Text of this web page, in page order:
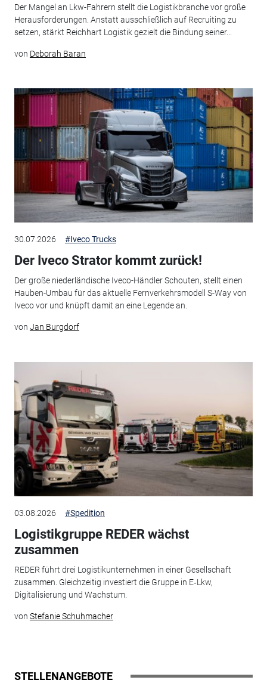
Der Mangel an Lkw-Fahrern stellt die Logistikbranche vor große
Herausforderungen. Anstatt ausschließlich auf Recruiting zu
setzen, stärkt Reichhart Logistik gezielt die Bindung seiner...
von Deborah Baran
30.07.2026 #Iveco Trucks
Der Iveco Strator kommt zurück!
Der große niederländische Iveco-Händler Schouten, stellt einen
Hauben-Umbau für das aktuelle Fernverkehrsmodell S-Way von
Iveco vor und knüpft damit an eine Legende an.
von Jan Burgdorf
03.08.2026 #Spedition
Logistikgruppe REDER wächst
zusammen
REDER führt drei Logistikunternehmen in einer Gesellschaft
zusammen. Gleichzeitig investiert die Gruppe in E‑Lkw,
Digitalisierung und Wachstum.
von Stefanie Schuhmacher
STELLENANGEBOTE